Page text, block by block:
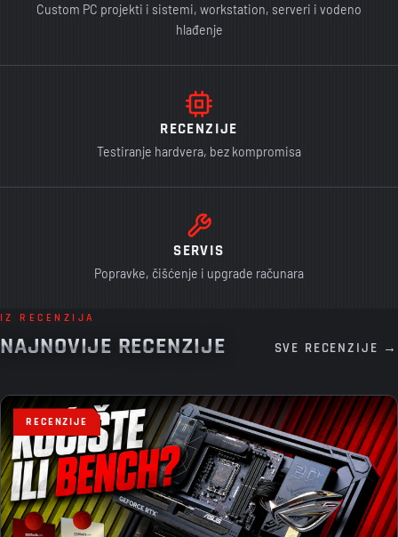
Custom PC projekti i sistemi, workstation, serveri i vodeno
hlađenje
RECENZIJE
Testiranje hardvera, bez kompromisa
SERVIS
Popravke, čišćenje i upgrade računara
IZ RECENZIJA
NAJNOVIJE RECENZIJE SVE RECENZIJE →
RECENZIJE